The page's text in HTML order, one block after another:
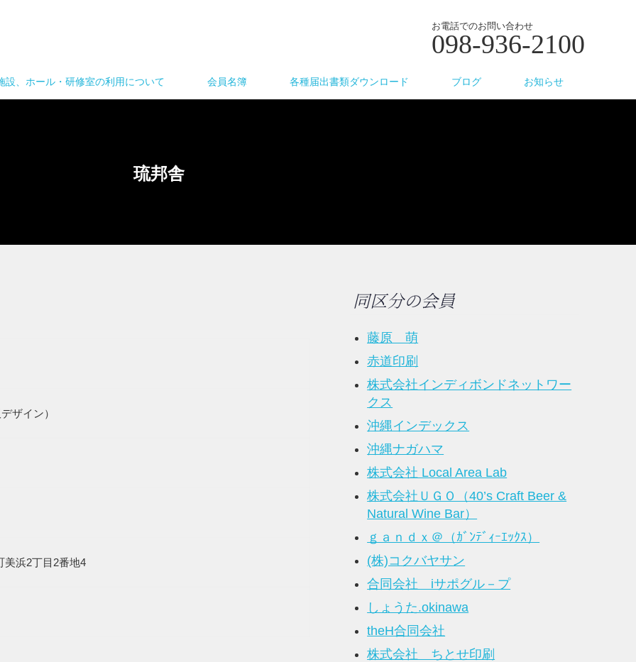
お電話でのお問い合わせ
098-936-2100
設、ホール・研修室の利用について 会員名簿 各種届出書類ダウンロード ブログ お知らせ
琉邦舎
ザイン）
美浜2丁目2番地4
同区分の会員
藤原 萌
赤道印刷
株式会社インディボンドネットワー
クス
沖縄インデックス
沖縄ナガハマ
株式会社 Local Area Lab
株式会社ＵＧＯ（40’s Craft Beer &
Natural Wine Bar）
ｇａｎｄｘ＠（ｶﾞﾝﾃﾞｨｰｴｯｸｽ）
(株)コクバヤサン
合同会社 iサポグル－プ
しょうた.okinawa
theH合同会社
株式会社 ちとせ印刷